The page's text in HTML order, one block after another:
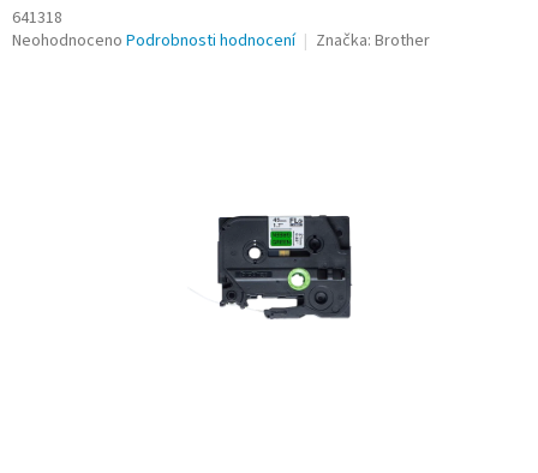
641318
Průměrné
Neohodnoceno Podrobnosti hodnocení Značka: Brother